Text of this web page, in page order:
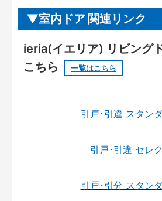
室内ドア 関連リンク
ieria(イエリア) リビング
こちら
一覧はこちら
引戸･引違 スタン
引戸･引違 セレ
引戸･引分 スタン